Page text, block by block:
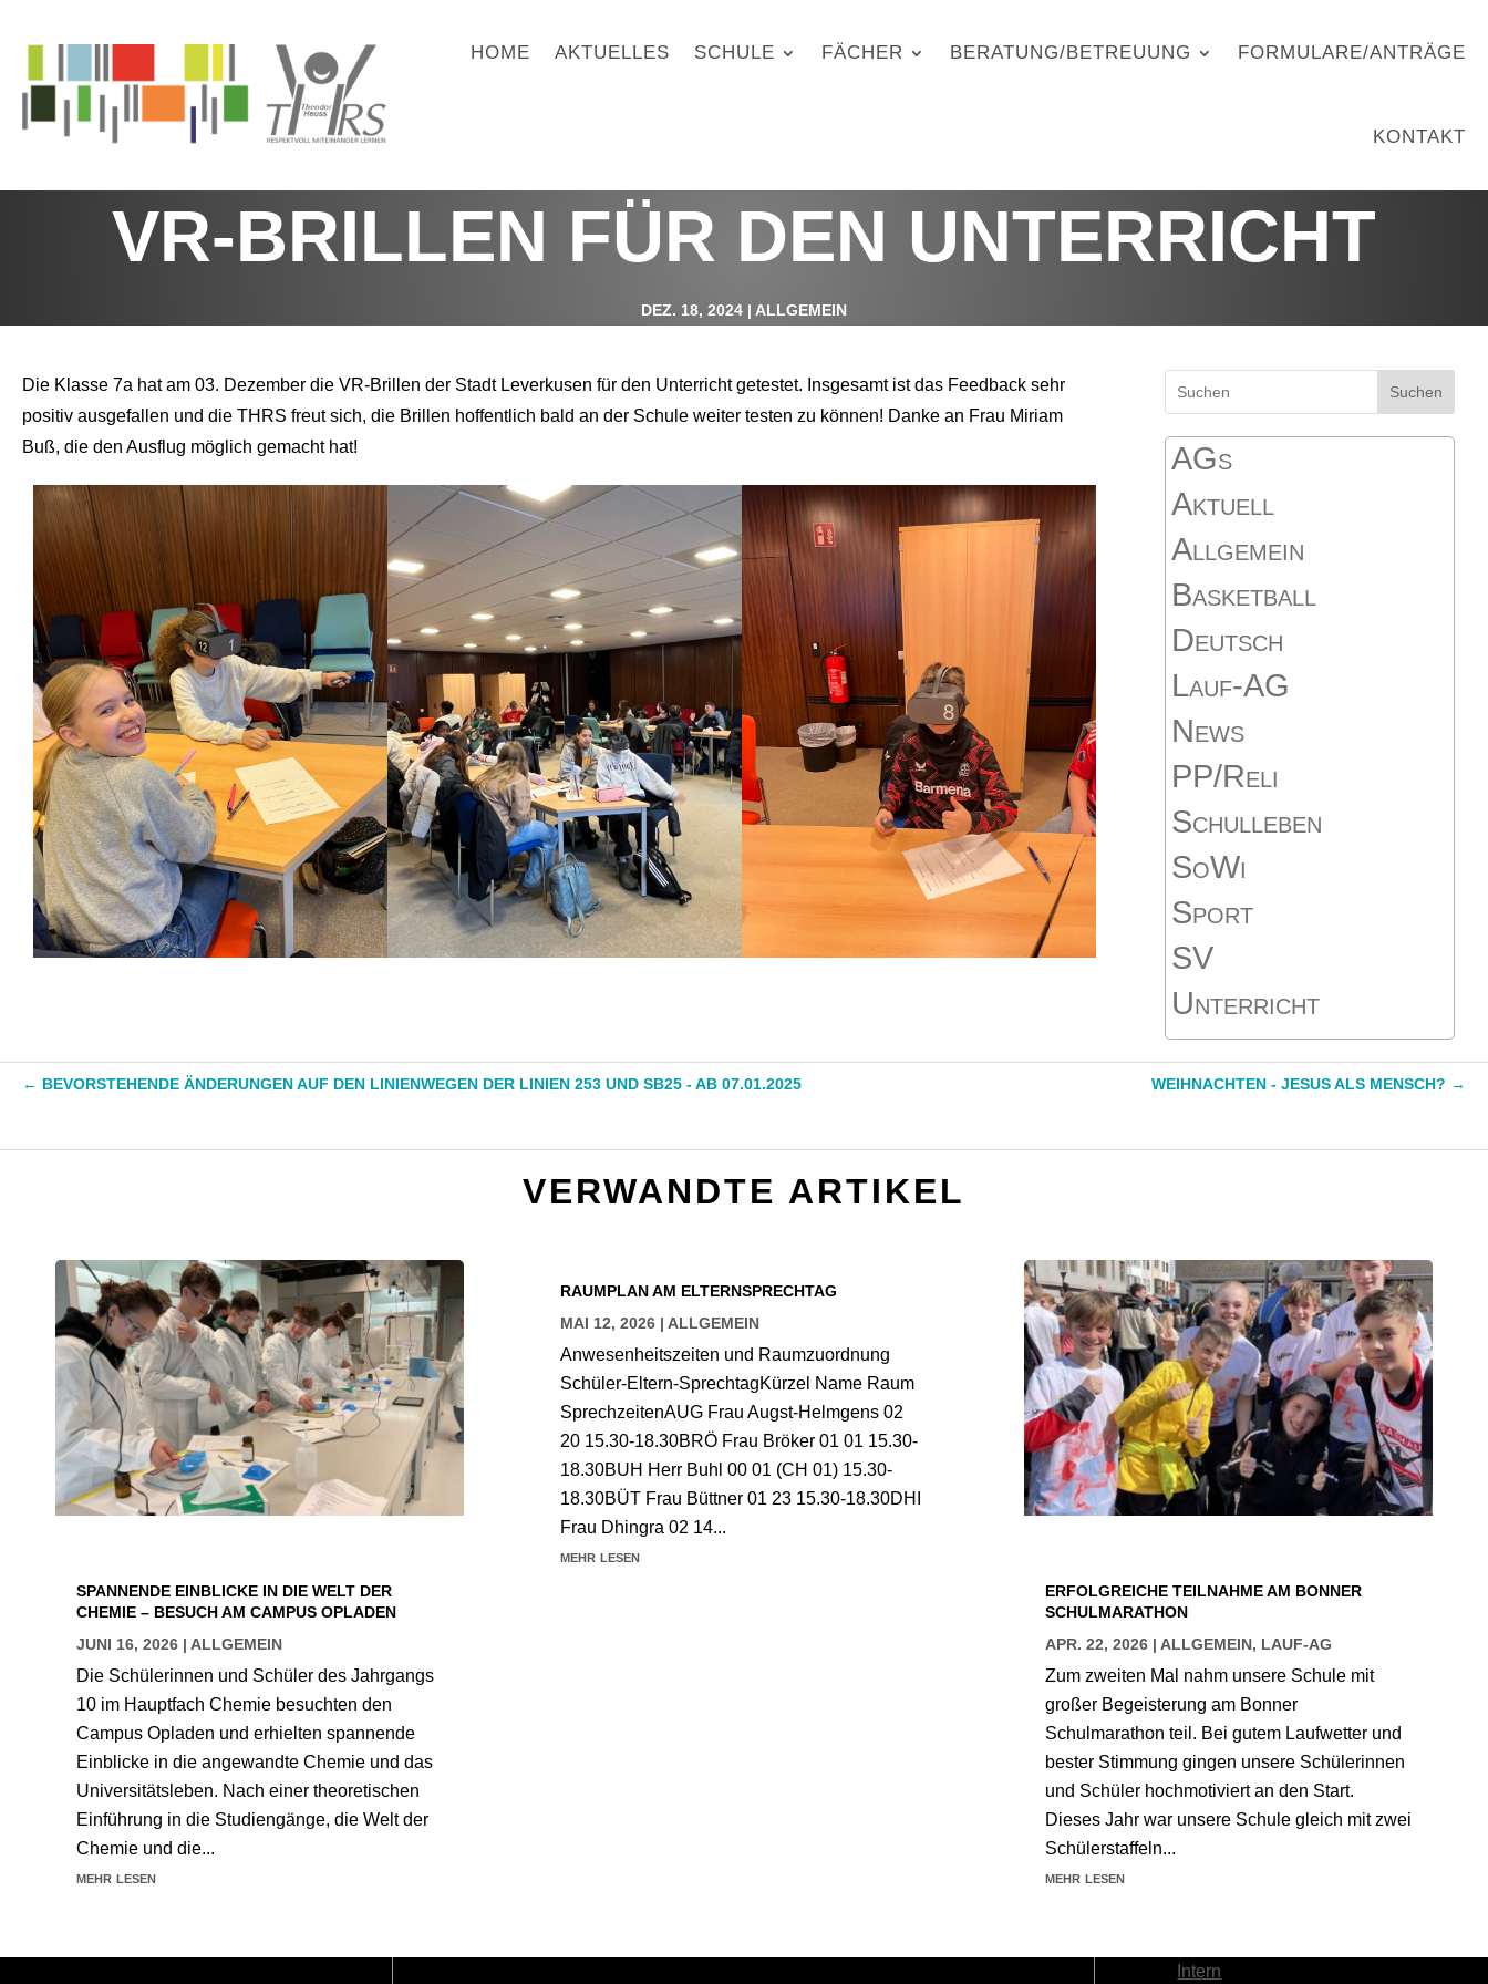
HOME AKTUELLES SCHULE FÄCHER BERATUNG/BETREUUNG FORMULARE/ANTRÄGE
KONTAKT
VR-BRILLEN FÜR DEN UNTERRICHT
DEZ. 18, 2024 | ALLGEMEIN
Die Klasse 7a hat am 03. Dezember die VR-Brillen der Stadt Leverkusen für den Unterricht getestet. Insgesamt ist das Feedback sehr
positiv ausgefallen und die THRS freut sich, die Brillen hoffentlich bald an der Schule weiter testen zu können! Danke an Frau Miriam
Buß, die den Ausflug möglich gemacht hat!
Suchen
AGs
Aktuell
Allgemein
Basketball
Deutsch
Lauf-AG
News
PP/Reli
Schulleben
SoWi
Sport
SV
Unterricht
← BEVORSTEHENDE ÄNDERUNGEN AUF DEN LINIENWEGEN DER LINIEN 253 UND SB25 - AB 07.01.2025 WEIHNACHTEN - JESUS ALS MENSCH? →
VERWANDTE ARTIKEL
SPANNENDE EINBLICKE IN DIE WELT DER
CHEMIE – BESUCH AM CAMPUS OPLADEN
JUNI 16, 2026 | ALLGEMEIN
Die Schülerinnen und Schüler des Jahrgangs
10 im Hauptfach Chemie besuchten den
Campus Opladen und erhielten spannende
Einblicke in die angewandte Chemie und das
Universitätsleben. Nach einer theoretischen
Einführung in die Studiengänge, die Welt der
Chemie und die...
mehr lesen
RAUMPLAN AM ELTERNSPRECHTAG
MAI 12, 2026 |ALLGEMEIN
Anwesenheitszeiten und Raumzuordnung
Schüler-Eltern-SprechtagKürzel Name Raum
SprechzeitenAUG Frau Augst-Helmgens 02
20 15.30-18.30BRÖ Frau Bröker 01 01 15.30-
18.30BUH Herr Buhl 00 01 (CH 01) 15.30-
18.30BÜT Frau Büttner 01 23 15.30-18.30DHI
Frau Dhingra 02 14...
mehr lesen
ERFOLGREICHE TEILNAHME AM BONNER
SCHULMARATHON
APR. 22, 2026| ALLGEMEIN, LAUF-AG
Zum zweiten Mal nahm unsere Schule mit
großer Begeisterung am Bonner
Schulmarathon teil. Bei gutem Laufwetter und
bester Stimmung gingen unsere Schülerinnen
und Schüler hochmotiviert an den Start.
Dieses Jahr war unsere Schule gleich mit zwei
Schülerstaffeln...
mehr lesen
Intern